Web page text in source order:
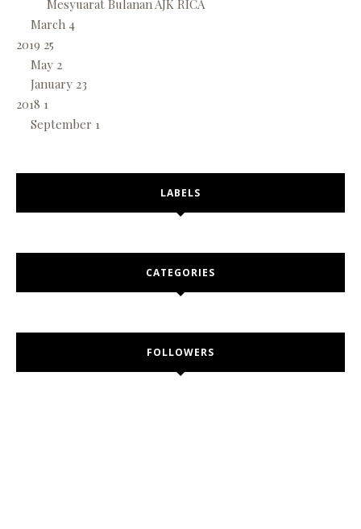
Mesyuarat Bulanan AJK RICA
March 4
2019 25
May 2
January 23
2018 1
September 1
LABELS
CATEGORIES
FOLLOWERS